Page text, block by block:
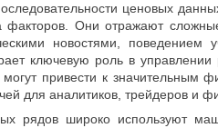
ценовых
Они отражают
новостями, поведением
ключевую роль в управлении
привести к значительным
для аналитиков, трейдеров и
рядов широко используют